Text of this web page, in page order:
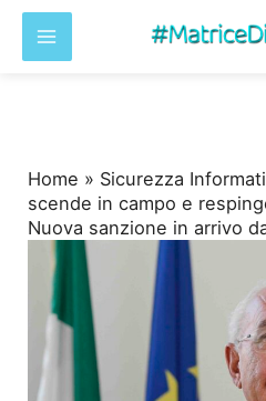
Home » Sicurezza
scende in campo e
Nuova sanzione in arrivo